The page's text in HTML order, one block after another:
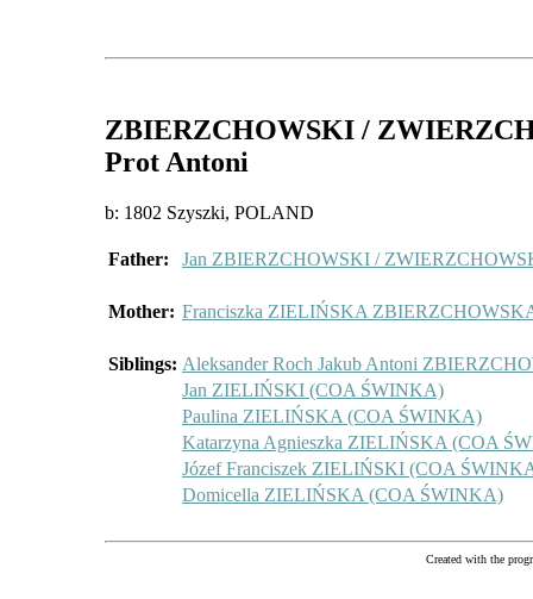
ZBIERZCHOWSKI /
Prot Antoni
b: 1802 Szyszki, POLAND
Father: Jan ZBIERZCHOWSKI /
Mother: Franciszka ZIELIŃSKA
Siblings: Aleksander Roch Jakub Antoni
Jan ZIELIŃSKI (COA ŚWINKA)
Paulina ZIELIŃSKA (COA ŚWINKA)
Katarzyna Agnieszka ZIELIŃSKA (COA
Józef Franciszek ZIELIŃSKI (COA
Domicella ZIELIŃSKA (COA ŚWINKA)
Created with the